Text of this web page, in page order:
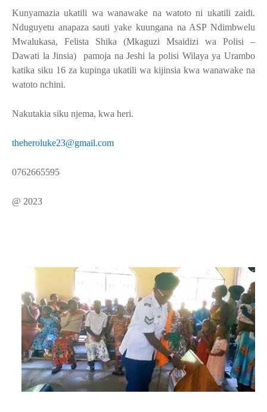
Kunyamazia ukatili wa wanawake na watoto ni ukatili zaidi.
Nduguyetu anapaza sauti yake kuungana na ASP Ndimbwelu
Mwalukasa, Felista Shika (Mkaguzi Msaidizi wa Polisi –
Dawati la Jinsia) pamoja na Jeshi la polisi Wilaya ya Urambo
katika siku 16 za kupinga ukatili wa kijinsia kwa wanawake na
watoto nchini.
Nakutakia siku njema, kwa heri.
theheroluke23@gmail.com
0762665595
@ 2023